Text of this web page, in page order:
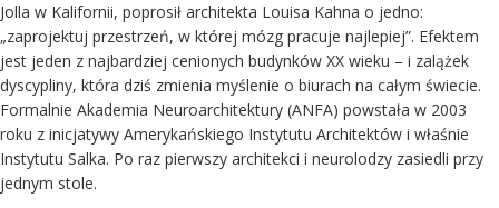
Jolla w Kalifornii, poprosił architekta Louisa Kahna o jedno:
„zaprojektuj przestrzeń, w której mózg pracuje najlepiej”. Efektem
jest jeden z najbardziej cenionych budynków XX wieku – i zalążek
dyscypliny, która dziś zmienia myślenie o biurach na całym świecie.
Formalnie Akademia Neuroarchitektury (ANFA) powstała w 2003
roku z inicjatywy Amerykańskiego Instytutu Architektów i właśnie
Instytutu Salka. Po raz pierwszy architekci i neurolodzy zasiedli przy
jednym stole.